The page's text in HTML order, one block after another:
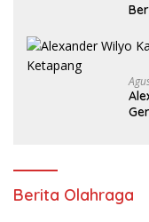
Berita Olahraga